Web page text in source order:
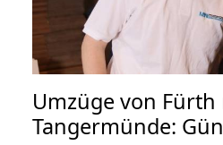
Umzüge von Fürth
Tangermünde: